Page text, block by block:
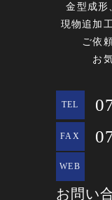
金型成形
現物追加
ご依
お
TEL
FAX
WEB
お問い